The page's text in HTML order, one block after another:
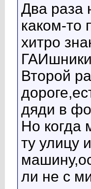
Два раза
каком-то
хитро
Второй
дяди в
Но когда
ту улицу
ли не с